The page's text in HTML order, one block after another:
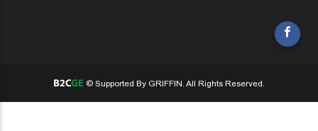
© Supported By GRIFFIN. All Rights Reserved.